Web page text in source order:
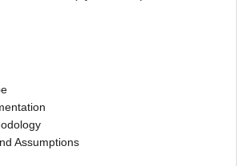
Assumptions